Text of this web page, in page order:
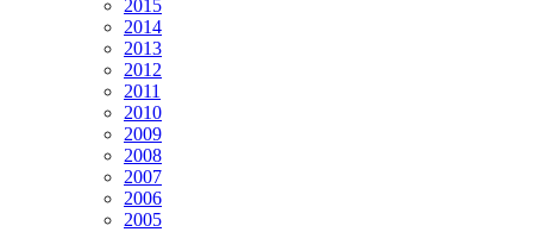
2015
2014
2013
2012
2011
2010
2009
2008
2007
2006
2005